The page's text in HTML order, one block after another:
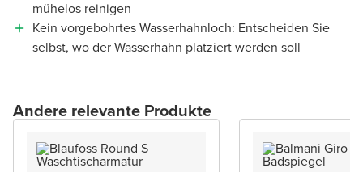
mühelos reinigen
Kein vorgebohrtes Wasserhahnloch: Entscheiden Sie
selbst, wo der Wasserhahn platziert werden soll
Andere relevante Produkte